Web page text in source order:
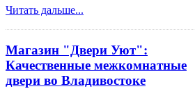
Читать дальше...
Магазин "Двери Уют":
Качественные межкомнатные
двери во Владивостоке